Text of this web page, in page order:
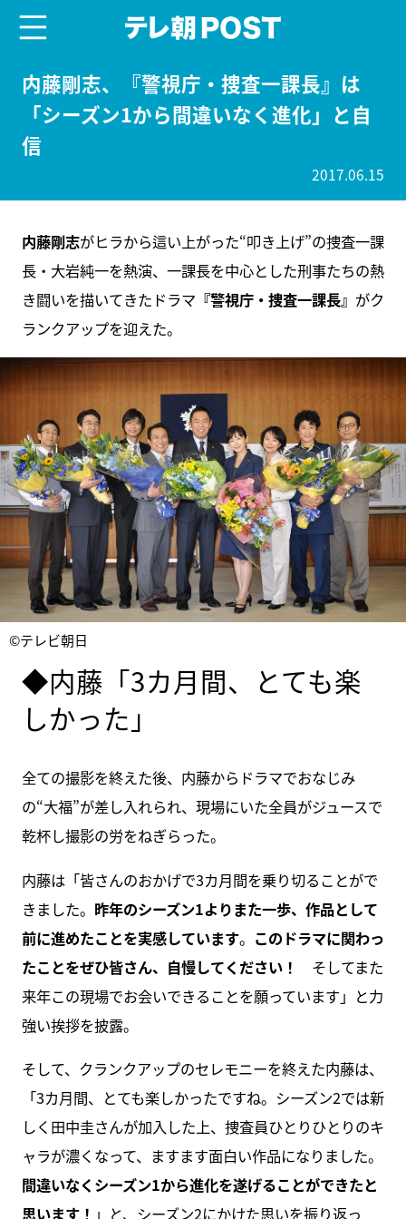
内藤剛志、『警視庁・捜査一課長』は
「シーズン1から間違いなく進化」と自
信
2017.06.15
内藤剛志がヒラから這い上がった“叩き上げ”の捜査一課
長・大岩純一を熱演、一課長を中心とした刑事たちの熱
き闘いを描いてきたドラマ 『警視庁・捜査一課長』 がク
ランクアップを迎えた。
©テレビ朝日
◆内藤「3カ月間、とても楽
しかった」
全ての撮影を終えた後、内藤からドラマでおなじみ
の“大福”が差し入れられ、現場にいた全員がジュースで
乾杯し撮影の労をねぎらった。
内藤は「皆さんのおかげで3カ月間を乗り切ることがで
きました。 昨年のシーズン1よりまた一歩、作品として
前に進めたことを実感しています。 このドラマに関わっ
たことをぜひ皆さん、自慢してください！ そしてまた
来年この現場でお会いできることを願っています」と力
強い挨拶を披露。
そして、クランクアップのセレモニーを終えた内藤は、
「3カ月間、とても楽しかったですね。シーズン2では新
しく田中圭さんが加入した上、捜査員ひとりひとりのキ
ャラが濃くなって、ますます面白い作品になりました。
間違いなくシーズン1から進化を遂げることができたと
思います！ 」と、シーズン2にかけた思いを振り返っ